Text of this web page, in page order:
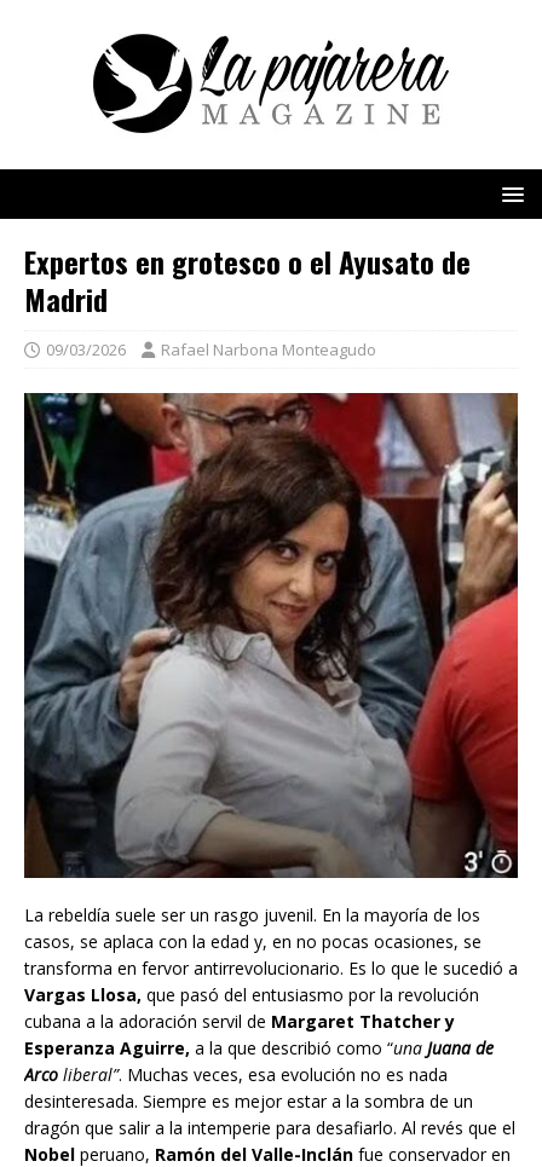
Expertos en grotesco o el Ayusato de
Madrid
09/03/2026 Rafael Narbona Monteagudo
La rebeldía suele ser un rasgo juvenil. En la mayoría de los
casos, se aplaca con la edad y, en no pocas ocasiones, se
transforma en fervor antirrevolucionario. Es lo que le sucedió a
Vargas Llosa, que pasó del entusiasmo por la revolución
cubana a la adoración servil de Margaret Thatcher y
Esperanza Aguirre, a la que describió como “una Juana de
Arco liberal”. Muchas veces, esa evolución no es nada
desinteresada. Siempre es mejor estar a la sombra de un
dragón que salir a la intemperie para desafiarlo. Al revés que el
Nobel peruano, Ramón del Valle-Inclán fue conservador en